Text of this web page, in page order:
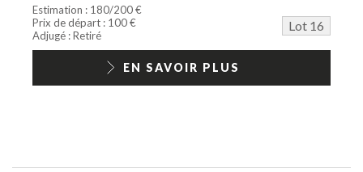
Estimation : 180/200 €
Prix de départ : 100 €
Lot 16
Adjugé : Retiré
EN SAVOIR PLUS